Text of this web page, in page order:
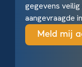
gegevens
aangevraagde